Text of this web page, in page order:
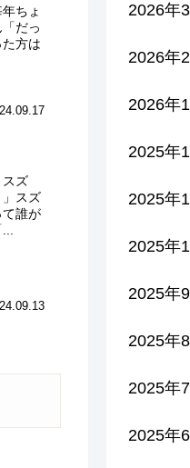
ちょ
だっ
方は
スズ
」スズ
て誰が
2026年3
2026年2
2026年1
2025年
2025年
2025年
2025年9
2025年8
2025年7
2025年6